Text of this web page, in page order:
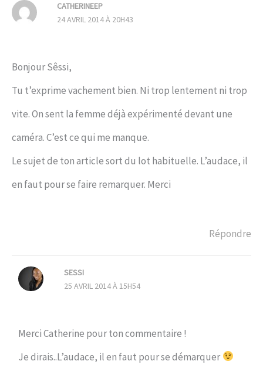
CATHERINEEP
24 AVRIL 2014 À 20H43
Bonjour Sêssi,
Tu t’exprime vachement bien. Ni trop lentement ni trop
vite. On sent la femme déjà expérimenté devant une
caméra. C’est ce qui me manque.
Le sujet de ton article sort du lot habituelle. L’audace, il
en faut pour se faire remarquer. Merci
Répondre
SESSI
25 AVRIL 2014 À 15H54
Merci Catherine pour ton commentaire !
Je dirais..L’audace, il en faut pour se démarquer